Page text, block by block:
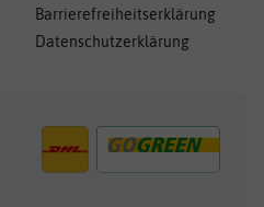
Barrierefreiheitserklärung
Datenschutzerklärung